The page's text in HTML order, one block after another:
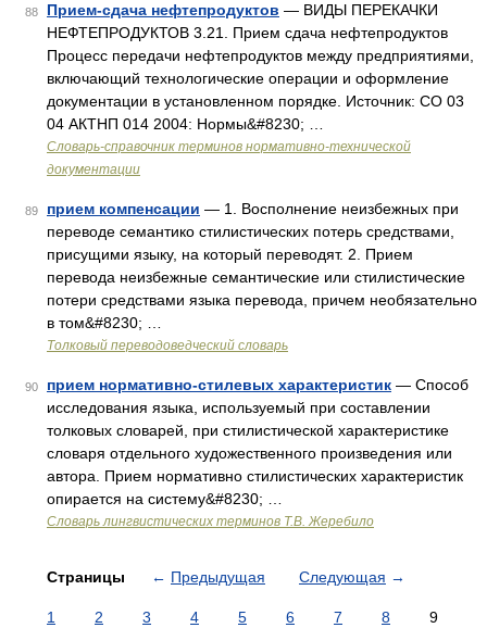
88 Прием-сдача нефтепродуктов — ВИДЫ ПЕРЕКАЧКИ
НЕФТЕПРОДУКТОВ 3.21. Прием сдача нефтепродуктов
Процесс передачи нефтепродуктов между предприятиями,
включающий технологические операции и оформление
документации в установленном порядке. Источник: СО 03
04 АКТНП 014 2004: Нормы&#8230; …
Словарь-справочник терминов нормативно-технической
документации
89 прием компенсации — 1. Восполнение неизбежных при
переводе семантико стилистических потерь средствами,
присущими языку, на который переводят. 2. Прием
перевода неизбежные семантические или стилистические
потери средствами языка перевода, причем необязательно
в том&#8230; …
Толковый переводоведческий словарь
90 прием нормативно-стилевых характеристик — Способ
исследования языка, используемый при составлении
толковых словарей, при стилистической характеристике
словаря отдельного художественного произведения или
автора. Прием нормативно стилистических характеристик
опирается на систему&#8230; …
Словарь лингвистических терминов Т.В. Жеребило
Страницы ← Предыдущая Следующая →
1 2 3 4 5 6 7 8
9